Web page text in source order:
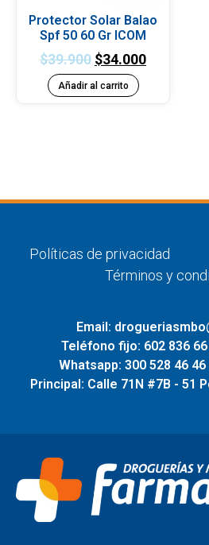
Protector Solar Balao
Spf 50 60 Gr ICOM
$39.900 $34.000
Añadir al carrito
Políticas de privacidad
Términos y
Email:
Teléfono fijo: 602 836 66
Whatsapp: 300 528 46
Principal: Calle 71N #7B - 51